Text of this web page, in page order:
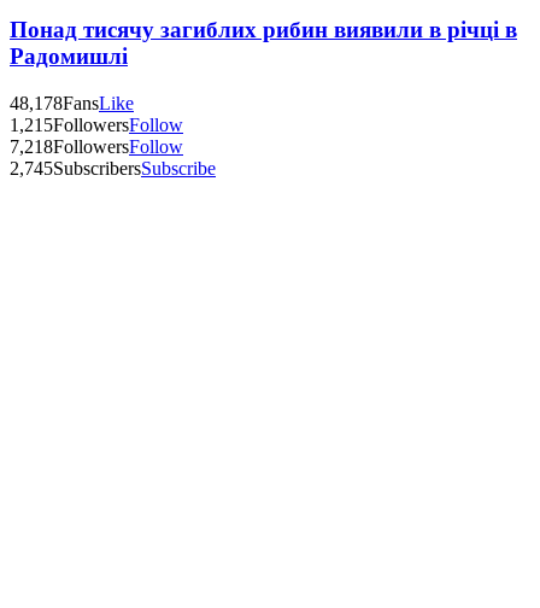
Понад тисячу загиблих рибин виявили в річці в
Радомишлі
48,178FansLike
1,215FollowersFollow
7,218FollowersFollow
2,745SubscribersSubscribe